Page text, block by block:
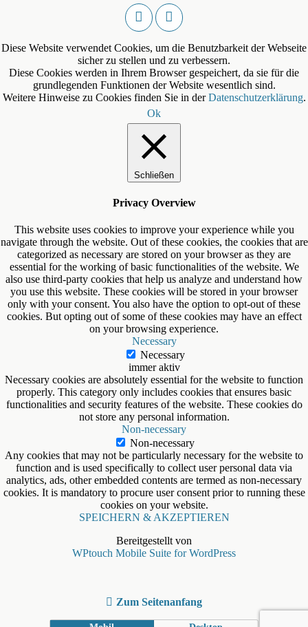
Diese Website verwendet Cookies, um die Benutzbarkeit der Webseite
sicher zu stellen und zu verbessern.
Diese Cookies werden in Ihrem Browser gespeichert, da sie für die
grundlegenden Funktionen der Website wesentlich sind.
Weitere Hinweise zu Cookies finden Sie in derDatenschutzerklärung.
Ok
Schließen
Privacy Overview
This website uses cookies to improve your experience while you
navigate through the website. Out of these cookies, the cookies that are
categorized as necessary are stored on your browser as they are
essential for the working of basic functionalities of the website. We
also use third-party cookies that help us analyze and understand how
you use this website. These cookies will be stored in your browser
only with your consent. You also have the option to opt-out of these
cookies. But opting out of some of these cookies may have an effect
on your browsing experience.
Necessary
Necessary
immer aktiv
Necessary cookies are absolutely essential for the website to function
properly. This category only includes cookies that ensures basic
functionalities and security features of the website. These cookies do
not store any personal information.
Non-necessary
Non-necessary
Any cookies that may not be particularly necessary for the website to
function and is used specifically to collect user personal data via
analytics, ads, other embedded contents are termed as non-necessary
cookies. It is mandatory to procure user consent prior to running these
cookies on your website.
SPEICHERN & AKZEPTIEREN
Bereitgestellt von
WPtouch Mobile Suite for WordPress
Zum Seitenanfang